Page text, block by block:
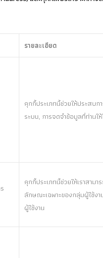
รายละเอียด
คุกกี้ประเภทนี้ช่วยให้ประสบก
ระบบ, การจดจำข้อมูลที่ท่านใ
คุกกี้ประเภทนี้ช่วยให้เราสาม
ลักษณะเฉพาะของกลุ่มผู้ใช้ง
ผู้ใช้งาน